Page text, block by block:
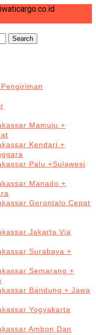
Search
Mamuju +
Kendari +
Palu +Sulawesi
Manado +
Gorontalo Cepat
Jakarta Via
Surabaya +
Semarang +
Bandung + Jawa
Yogyakarta
Ambon Dan